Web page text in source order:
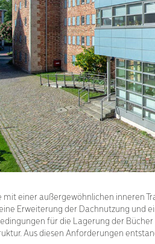
einer außergewöhnlichen inneren
Erweiterung der Dachnutzung und
für die Lagerung der
Aus diesen Anforderungen